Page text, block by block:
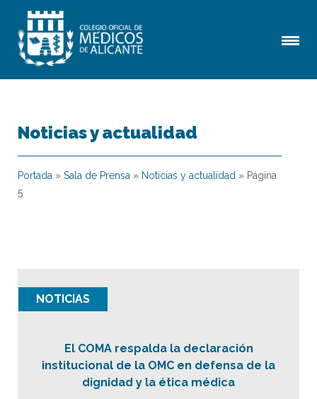
Noticias y actualidad
Portada » Sala de Prensa » Noticias y actualidad » Página
5
NOTICIAS
El COMA respalda la declaración
institucional de la OMC en defensa de la
dignidad y la ética médica